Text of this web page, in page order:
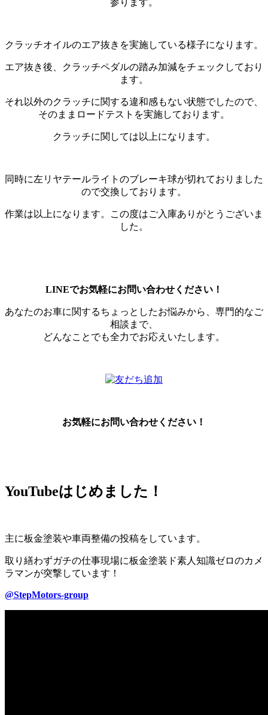
クラッチオイルのエア抜きを実施している様子になります。
エア抜き後、クラッチペダルの踏み加減をチェックしており
ます。
それ以外のクラッチに関する違和感もない状態でしたので、
そのままロードテストを実施しております。
クラッチに関しては以上になります。
同時に左リヤテールライトのブレーキ球が切れておりました
ので交換しております。
作業は以上になります。この度はご入庫ありがとうございま
した。
LINEでお気軽にお問い合わせください！
あなたのお車に関するちょっとしたお悩みから、専門的なご
相談まで、
どんなことでも全力でお応えいたします。
お気軽にお問い合わせください！
YouTubeはじめました！
主に板金塗装や車両整備の投稿をしています。
取り繕わずガチの仕事現場に板金塗装ド素人知識ゼロのカメ
ラマンが突撃しています！
@StepMotors-group